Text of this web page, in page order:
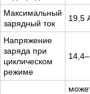
Максимальный
зарядный ток
19,5
Напряжение
заряда при
циклическом
режиме